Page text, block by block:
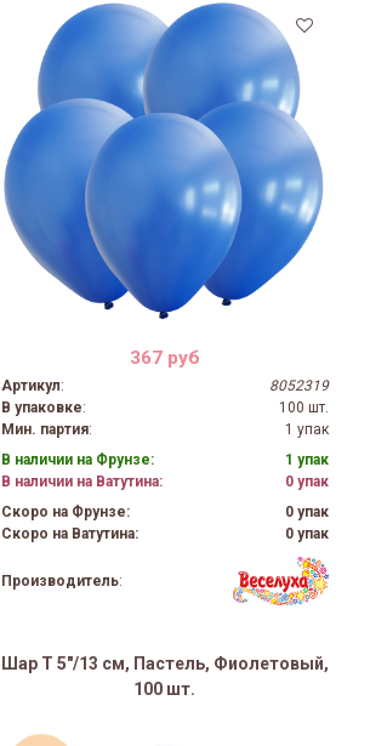
367 руб
Артикул:
8052319
В упаковке:
100 шт.
Мин. партия:
1 упак
В наличии на Фрунзе:
1 упак
В наличии на Ватутина:
0 упак
Скоро на Фрунзе:
0 упак
Скоро на Ватутина:
0 упак
Производитель:
Шар Т 5"/13 см, Пастель, Фиолетовый,
100 шт.